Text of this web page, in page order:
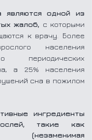
являются одной из
жалоб, с которыми
к врачу. Более
населения
периодических
а 25% населения
сна в пожилом
ингредиенты
такие как
(незаменимая